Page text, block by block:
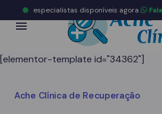
[elementor-template id="34362"]
Ache Clínica de Recuperação
especialistas disponíveis agora